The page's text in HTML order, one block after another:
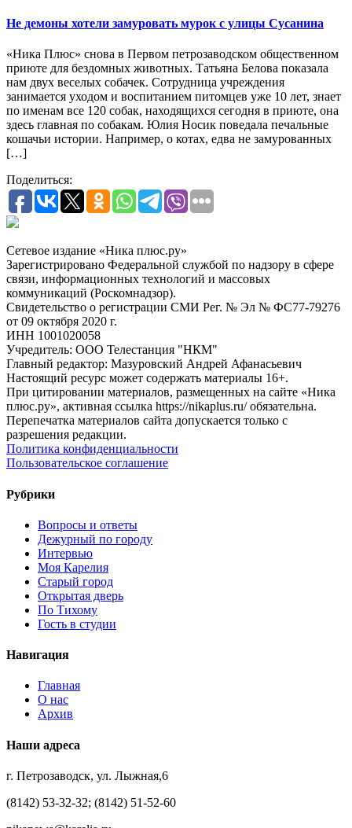
Не демоны хотели замуровать мурок с улицы Сусанина
«Ника Плюс» снова в Первом петрозаводском общественном
приюте для бездомных животных. Татьяна Белова показала
нам двух веселых собачек. Сотрудница учреждения
занимается уходом и воспитанием питомцев уже 10 лет, знает
по именам все 120 собак, находящихся сегодня в приюте, она
здесь главная по собакам. Юлия Носик поведала печальные
кошачьи истории. Например, о котах, едва не замурованных
[…]
Поделиться:
Сетевое издание «Ника плюс.ру»
Зарегистрировано Федеральной службой по надзору в сфере
связи, информационных технологий и массовых
коммуникаций (Роскомнадзор).
Свидетельство о регистрации СМИ Рег. № Эл № ФС77-79276
от 09 октября 2020 г.
ИНН 1001020058
Учредитель: ООО Телестанция "НКМ"
Главный редактор: Мазуровский Андрей Афанасьевич
Настоящий ресурс может содержать материалы 16+.
При цитировании материалов, размещенных на сайте «Ника
плюс.ру», активная ссылка https://nikaplus.ru/ обязательна.
Перепечатка материалов сайта допускается только с
разрешения редакции.
Политика конфиденциальности
Пользовательское соглашение
Рубрики
Вопросы и ответы
Дежурный по городу
Интервью
Моя Карелия
Старый город
Открытая дверь
По Тихому
Гость в студии
Навигация
Главная
О нас
Архив
Наши адреса
г. Петрозаводск, ул. Лыжная,6
(8142) 53-32-32; (8142) 51-52-60